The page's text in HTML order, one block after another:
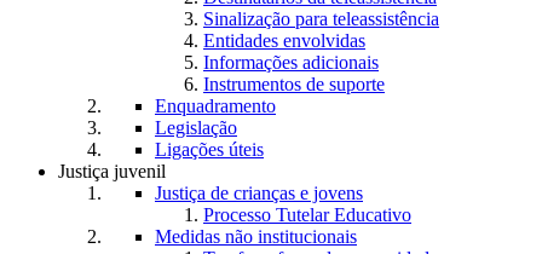
Sinalização para teleassistência
Entidades envolvidas
Informações adicionais
Instrumentos de suporte
Enquadramento
Legislação
Ligações úteis
Justiça juvenil
Justiça de crianças e jovens
Processo Tutelar Educativo
Medidas não institucionais